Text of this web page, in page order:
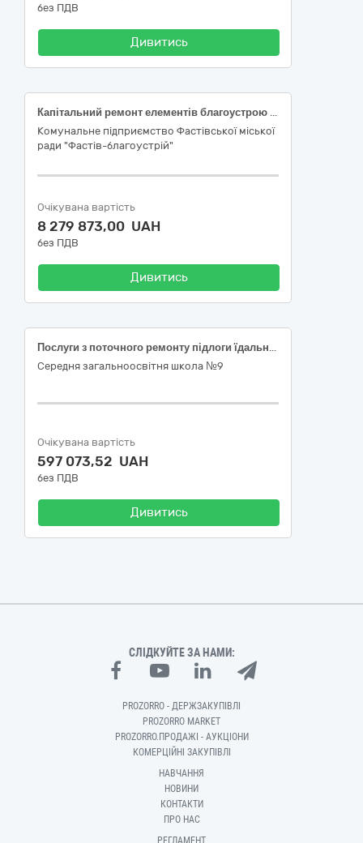
без ПДВ
Дивитись
Капітальний ремонт елементів благоустрою кладовища за адресою: вул. Захисників України, 35 в м. Фастів Київської області. Коригування (ДК 021:2015 –45453000-7 Капітальний ремонт і реставрація)
Комунальне підприємство Фастівської міської
ради "Фастів-благоустрій"
Очікувана вартість
8 279 873,00 UAH
без ПДВ
Дивитись
Послуги з поточного ремонту підлоги їдальні та харчоблоку у СЗШ №9, що знаходиться за адресою: м. Львів, вул. Коперника, 40 (ДК 021:2015: (CPV) 45450000-6 Інші завершальні будівельні роботи)
Середня загальноосвітня школа №9
Очікувана вартість
597 073,52 UAH
без ПДВ
Дивитись
СЛІДКУЙТЕ ЗА НАМИ:
PROZORRO - ДЕРЖЗАКУПІВЛІ
PROZORRO MARKET
PROZORRO.ПРОДАЖІ - АУКЦІОНИ
КОМЕРЦІЙНІ ЗАКУПІВЛІ
НАВЧАННЯ
НОВИНИ
КОНТАКТИ
ПРО НАС
РЕГЛАМЕНТ